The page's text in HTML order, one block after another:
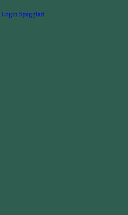
Login Spaggiari